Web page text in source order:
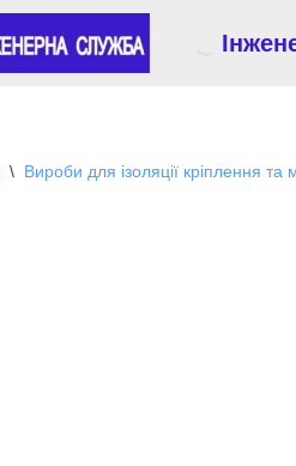
\ Вироби для ізоляції кріплення та